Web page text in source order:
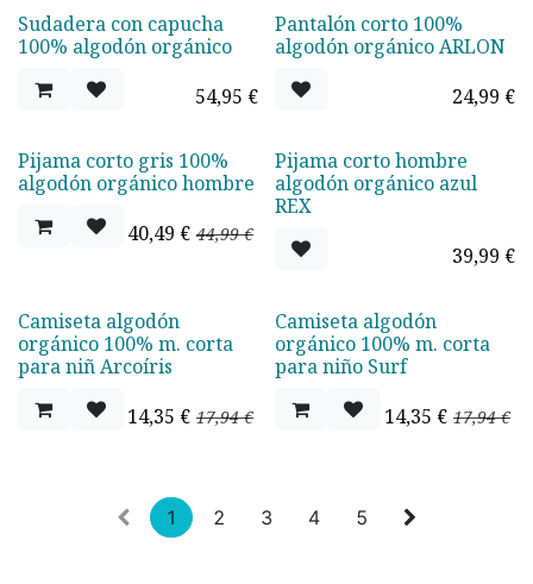
Sudadera con capucha
100% algodón orgánico
54,95 €
Pantalón corto 100%
algodón orgánico ARLON
24,99 €
Oferta - 10%
Pijama corto gris 100%
algodón orgánico hombre
40,49 € 44,99€
Pijama corto hombre
algodón orgánico azul
REX
39,99 €
Oferta - 20%
Camiseta algodón
orgánico 100% m. corta
para niñ Arcoíris
14,35 € 17,94€
Oferta - 20%
Camiseta algodón
orgánico 100% m. corta
para niño Surf
14,35 € 17,94€
1 2 3 4 5